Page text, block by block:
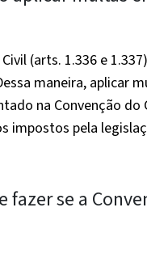
(arts. 1.336 e
maneira, aplicar
na Convenção
impostos pela
fazer se a